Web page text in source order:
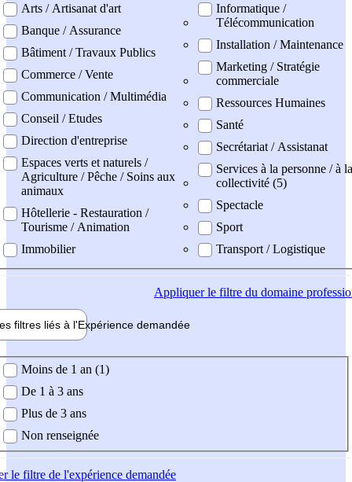
Arts / Artisanat d'art
Banque / Assurance
Bâtiment / Travaux Publics
Commerce / Vente
Communication / Multimédia
Conseil / Etudes
Direction d'entreprise
Espaces verts et naturels /
Agriculture / Pêche / Soins aux
animaux
Hôtellerie - Restauration /
Tourisme / Animation
Immobilier
Informatique /
Télécommunication
Installation / Maintenance
Marketing / Stratégie
commerciale
Ressources Humaines
Santé
Secrétariat / Assistanat
Services à la personne / à la
collectivité (5)
Spectacle
Sport
Transport / Logistique
Appliquerle filtre du domaine
filtres liés à l'Expérience demandée
demandée
Moins de 1 an (1)
De 1 à 3 ans
Plus de 3 ans
Non renseignée
le filtre de l'expérience demandée